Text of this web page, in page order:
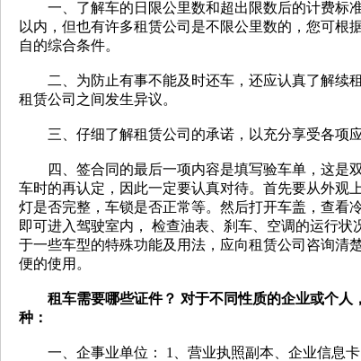
一、了解车的日限公里数和超出限数后的计费标准
以内，但也有许多租赁公司是不限公里数的，您可根
自的综合条件。
二、为防止有事不能及时还车，还应认真了解续
租赁公司之间发生异议。
三、仔细了解租赁公司的承诺，以充分享受各项应
四、签合同的最后一项内容是填写验车单，这是
车时的再认定，因此一定要认真对待。首先要从外观
灯是否完整，车锁是否正常等。然后打开车盖，查看
即可进入驾驶室内， 检查油表、刹车、空调的运行
于一些车型的特殊功能及用法，应向租赁公司咨询清
便的使用。
租车需要哪些证件？ 对于不同性质的企业或个
种：
一、企事业单位： 1、营业执照副本、企业信息卡